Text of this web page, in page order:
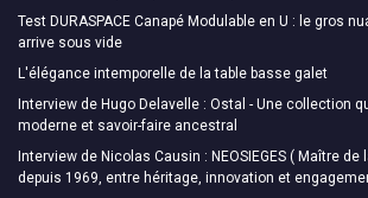
Test DURASPACE Canapé Modulable en U : le gros
arrive sous vide
L'élégance intemporelle de la table basse galet
Interview de Hugo Delavelle : Ostal - Une collection
moderne et savoir-faire ancestral
Interview de Nicolas Causin : NEOSIEGES ( Maître
depuis 1969, entre héritage, innovation et